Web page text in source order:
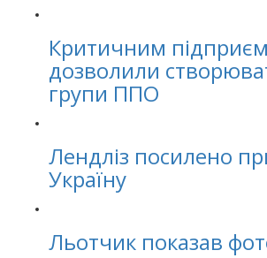
Критичним
дозволили
групи ППО
Лендліз посилено
Україну
Льотчик показав